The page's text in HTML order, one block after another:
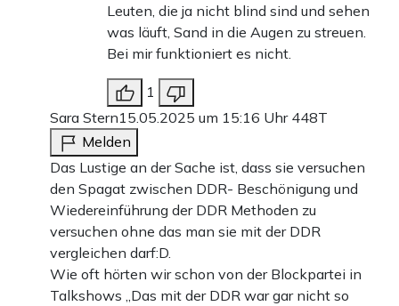
Leuten, die ja nicht blind sind und sehen
was läuft, Sand in die Augen zu streuen.
Bei mir funktioniert es nicht.
1
Sara Stern15.05.2025 um 15:16 Uhr 448T
Melden
Das Lustige an der Sache ist, dass sie versuchen
den Spagat zwischen DDR- Beschönigung und
Wiedereinführung der DDR Methoden zu
versuchen ohne das man sie mit der DDR
vergleichen darf:D.
Wie oft hörten wir schon von der Blockpartei in
Talkshows „Das mit der DDR war gar nicht so